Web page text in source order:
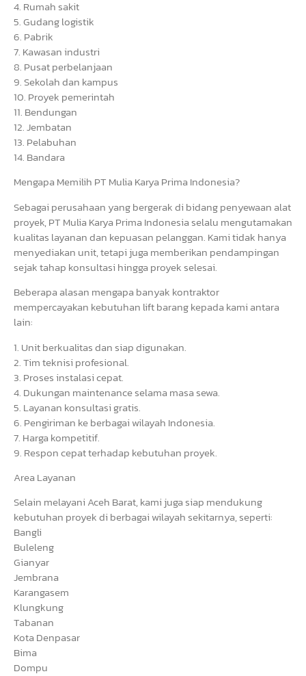
4. Rumah sakit
5. Gudang logistik
6. Pabrik
7. Kawasan industri
8. Pusat perbelanjaan
9. Sekolah dan kampus
10. Proyek pemerintah
11. Bendungan
12. Jembatan
13. Pelabuhan
14. Bandara
Mengapa Memilih PT Mulia Karya Prima Indonesia?
Sebagai perusahaan yang bergerak di bidang penyewaan alat
proyek, PT Mulia Karya Prima Indonesia selalu mengutamakan
kualitas layanan dan kepuasan pelanggan. Kami tidak hanya
menyediakan unit, tetapi juga memberikan pendampingan
sejak tahap konsultasi hingga proyek selesai.
Beberapa alasan mengapa banyak kontraktor
mempercayakan kebutuhan lift barang kepada kami antara
lain:
1. Unit berkualitas dan siap digunakan.
2. Tim teknisi profesional.
3. Proses instalasi cepat.
4. Dukungan maintenance selama masa sewa.
5. Layanan konsultasi gratis.
6. Pengiriman ke berbagai wilayah Indonesia.
7. Harga kompetitif.
9. Respon cepat terhadap kebutuhan proyek.
Area Layanan
Selain melayani Aceh Barat, kami juga siap mendukung
kebutuhan proyek di berbagai wilayah sekitarnya, seperti:
Bangli
Buleleng
Gianyar
Jembrana
Karangasem
Klungkung
Tabanan
Kota Denpasar
Bima
Dompu